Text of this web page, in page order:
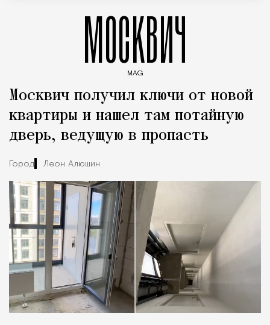
МОСКВИЧ
MAG
Москвич получил ключи от новой
квартиры и нашел там потайную
дверь, ведущую в пропасть
Город Леон Алюшин